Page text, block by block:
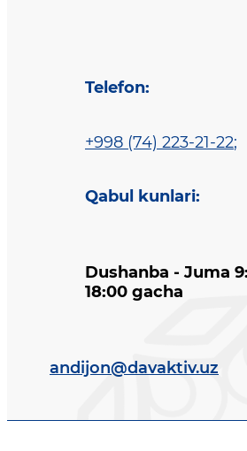
Telefon:
+998 (74) 223-21-22;
Qabul kunlari:
Dushanba - Juma
18:00 gacha
andijon@davaktiv.uz